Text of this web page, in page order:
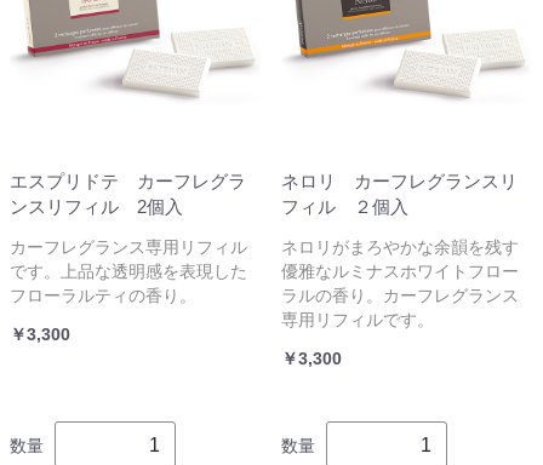
エスプリドテ カーフレグラ
ンスリフィル 2個入
カーフレグランス専用リフィル
です。上品な透明感を表現した
フローラルティの香り。
￥3,300
数量
ネロリ カーフレグランスリ
フィル ２個入
ネロリがまろやかな余韻を残す
優雅なルミナスホワイトフロー
ラルの香り。カーフレグランス
専用リフィルです。
￥3,300
数量